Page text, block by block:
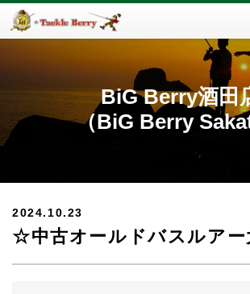
BiG Berry酒田
（BiG Berry
2024.10.23
☆中古オールドバスルア